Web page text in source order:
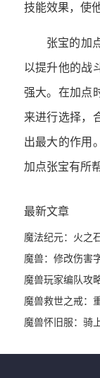
技能效果，使
张宝的加
以提升他的战
强大。在加点
来进行选择，
出最大的作用
加点张宝有所
最新文章
魔法纪元：火之
魔兽：修改伤害
魔兽玩家编队攻
魔兽救世之戒：
魔兽怀旧服：骑